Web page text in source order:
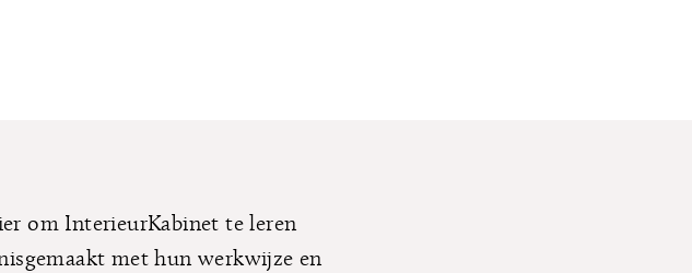
om InterieurKabinet te leren
met hun werkwijze en